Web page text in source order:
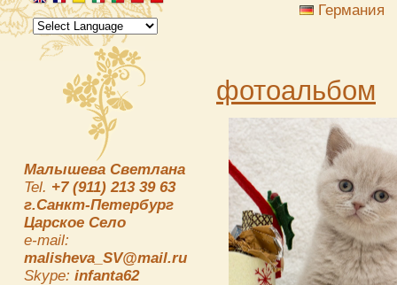
Малышева Светлана
Tel. +7 (911) 213 39 63
г.Санкт-Петербург
Царское Село
e-mail:
malisheva_SV@mail.ru
Skype: infanta62
Германия
фотоальбом